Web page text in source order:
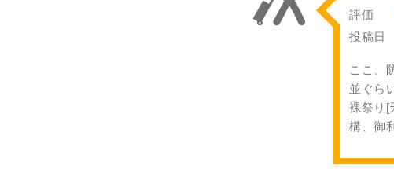
評価
投稿日
ここ、
並ぐら
裸祭り[
構、御